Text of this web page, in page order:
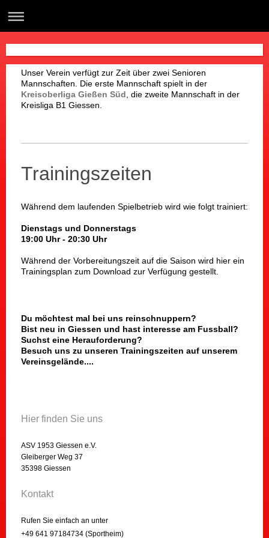
Unser Verein verfügt zur Zeit über zwei Senioren
Mannschaften. Die erste Mannschaft spielt in der
Kreisoberliga Gießen Süd , die zweite Mannschaft in der
Kreisliga B1 Giessen.
Trainingszeiten
Während dem laufenden Spielbetrieb wird wie folgt trainiert:
Dienstags und Donnerstags
19:00 Uhr - 20:30 Uhr
Während der Vorbereitungszeit auf die Saison wird hier ein
Trainingsplan zum Download zur Verfügung gestellt.
Du möchtest mal bei uns reinschnuppern?
Bist neu in Giessen und hast interesse am Fussball?
Suchst eine Herauforderung?
Besuch uns zu unseren Trainingszeiten auf unserem
Vereinsgelände....
Hier finden Sie uns
ASV 1953 Giessen e.V.
Gleiberger Weg 37
35398 Giessen
Kontakt
Rufen Sie einfach an unter
+49 641 97184734 (Sportheim)